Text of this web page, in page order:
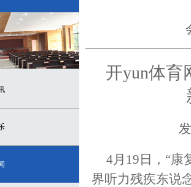
开yun体育
4月19日，“康
界听力残疾东说